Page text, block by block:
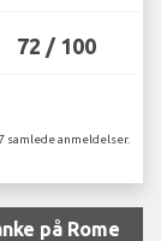
72 / 100
samlede anmeldelser.
på Rome